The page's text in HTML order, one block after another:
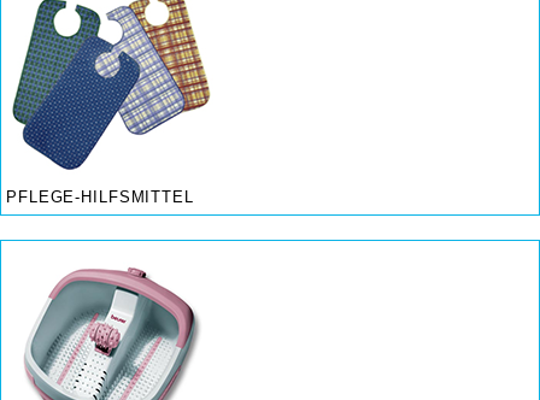
PFLEGE-HILFSMITTEL